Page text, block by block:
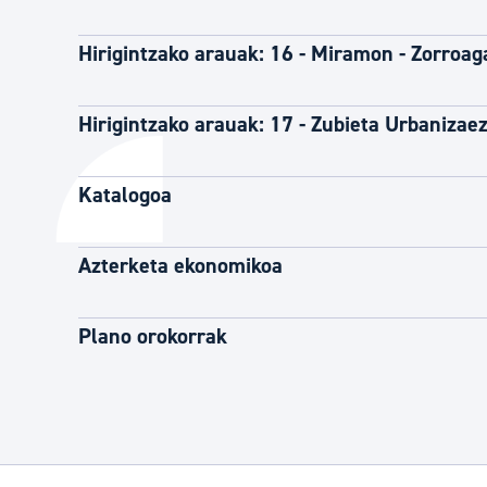
Hirigintzako arauak: 16 - Miramon -
Hirigintzako arauak: 17 - Zubieta
Katalogoa
Azterketa ekonomikoa
Plano orokorrak